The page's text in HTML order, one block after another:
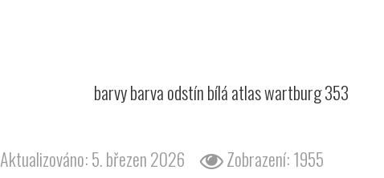
barvy barva odstín bílá atlas wartburg 353
Aktualizováno: 5. březen 2026 Zobrazení: 1955